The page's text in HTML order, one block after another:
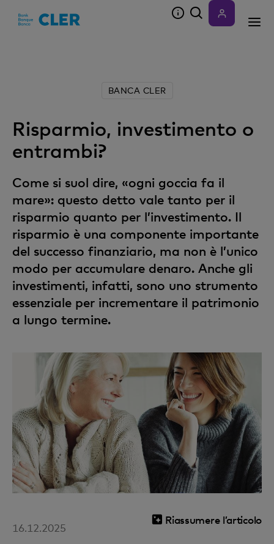
BANCA CLER
Risparmio, investimento o
entrambi?
Come si suol dire, «ogni goccia fa il
mare»: questo detto vale tanto per il
risparmio quanto per l’investimento. Il
risparmio è una componente importante
del successo finanziario, ma non è l’unico
modo per accumulare denaro. Anche gli
investimenti, infatti, sono uno strumento
essenziale per incrementare il patrimonio
a lungo termine.
Riassumere l’articolo
16.12.2025